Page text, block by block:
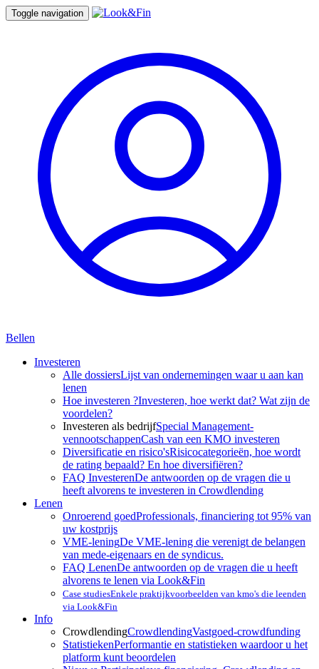
Toggle navigation
Bellen
Investeren
Alle dossiersLijst van ondernemingen waar u aan kan
lenen
Hoe investeren ?Investeren, hoe werkt dat? Wat zijn de
voordelen?
Investeren als bedrijfSpecial Management-
vennootschappenCash van een KMO investeren
Diversificatie en risico'sRisicocategorieën, hoe wordt
de rating bepaald? En hoe diversifiëren?
FAQ InvesterenDe antwoorden op de vragen die u
heeft alvorens te investeren in Crowdlending
Lenen
Onroerend goedProfessionals, financiering tot 95% van
uw kostprijs
VME-leningDe VME-lening die verenigt de belangen
van mede-eigenaars en de syndicus.
FAQ LenenDe antwoorden op de vragen die u heeft
alvorens te lenen via Look&Fin
Case studiesEnkele praktijkvoorbeelden van kmo's die leenden
via Look&Fin
Info
CrowdlendingCrowdlendingVastgoed-crowdfunding
StatistiekenPerformantie en statistieken waardoor u het
platform kunt beoordelen